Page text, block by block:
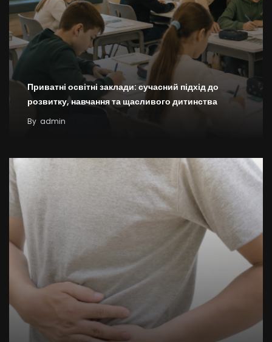
Приватні освітні заклади: сучасний підхід до
розвитку, навчання та щасливого дитинства
By admin